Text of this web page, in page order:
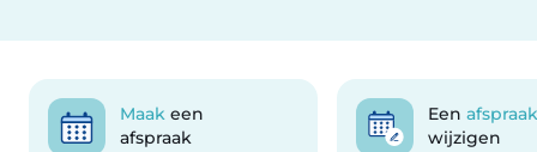
Maak een
afspraak
Een afspraak
wijzigen